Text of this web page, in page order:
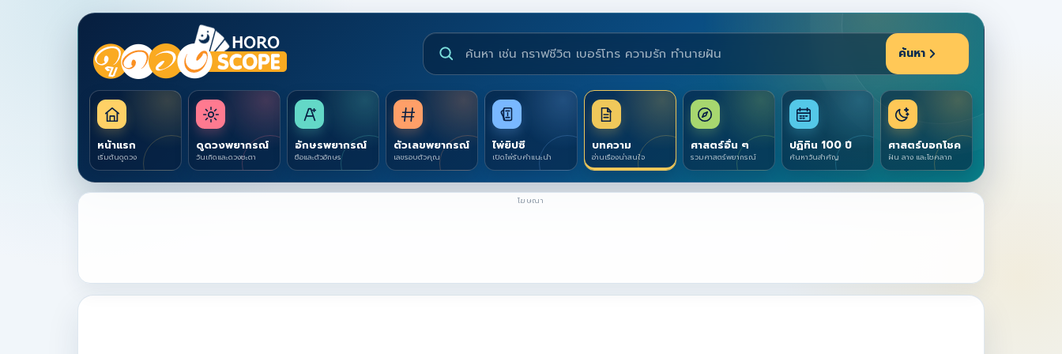
ค้นหาบริการดูดวงและบทความ
ค้นหา
หน้าแรก
เริ่มต้นดูดวง
ดูดวงพยากรณ์
วันเกิดและดวงชะตา
อักษรพยากรณ์
ชื่อและตัวอักษร
ตัวเลขพยากรณ์
เลขรอบตัวคุณ
ไพ่ยิปซี
เปิดไพ่รับคำแนะนำ
บทความ
อ่านเรื่องน่าสนใจ
ศาสตร์อื่น ๆ
รวมศาสตร์พยากรณ์
ปฏิทิน 100 ปี
ค้นหาวันสำคัญ
ศาสตร์บอกโชค
ฝัน ลาง และโชคลาภ
โฆษณา